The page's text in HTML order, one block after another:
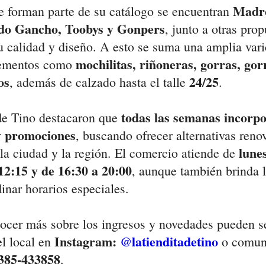
forman parte de su catálogo se encuentran
Gancho, Toobys y Gonpers, junto a otras
calidad y diseño. A esto se suma una amplia
como mochilitas, riñoneras, gorras,
, además de calzado hasta el talle 24/25.
Tino destacaron que todas las semanas
, buscando ofrecer alternativas
ciudad y la región. El comercio atiende de
y de 16:30 a 20:00, aunque también brinda
horarios especiales.
más sobre los ingresos y novedades pueden
local en Instagram: @latienditadetino o
433858.